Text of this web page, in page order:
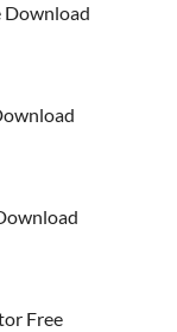
Download
Free